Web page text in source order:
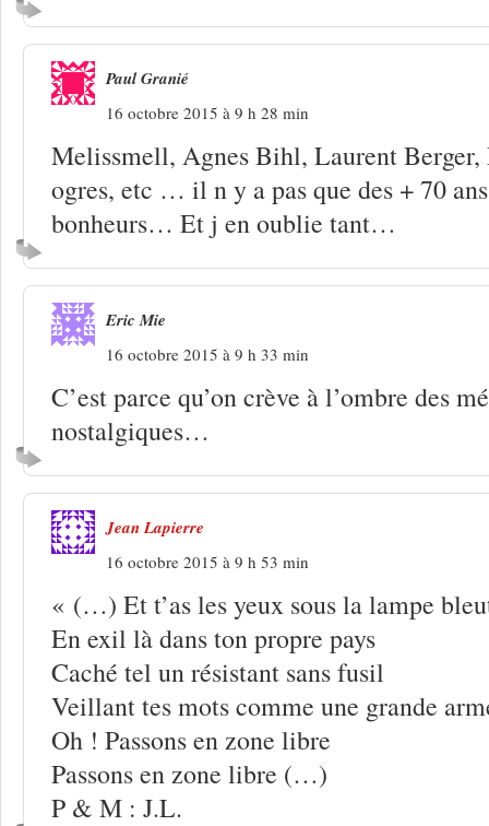
Paul Granié
16 octobre 2015 à 9 h 28 min
Melissmell, Agnes Bihl, Laurent
ogres, etc … il n y a pas que des + 70
bonheurs… Et j en oublie tant…
Eric Mie
16 octobre 2015 à 9 h 33 min
C’est parce qu’on crève à l’ombre des
nostalgiques…
Jean Lapierre
16 octobre 2015 à 9 h 53 min
« (…) Et t’as les yeux sous la lampe
En exil là dans ton propre pays
Caché tel un résistant sans fusil
Veillant tes mots comme une grande
Oh ! Passons en zone libre
Passons en zone libre (…)
P & M : J.L.